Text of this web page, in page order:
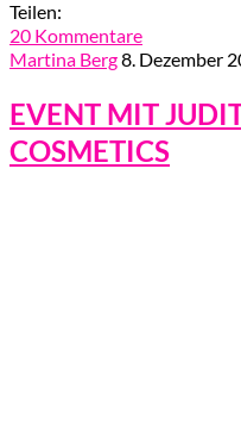
Teilen:
20 Kommentare
Martina Berg8. Dezember
EVENT MIT
COSMETICS